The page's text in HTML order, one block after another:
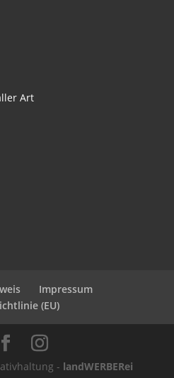
Art
Impressum
(EU)
- landWERBERei